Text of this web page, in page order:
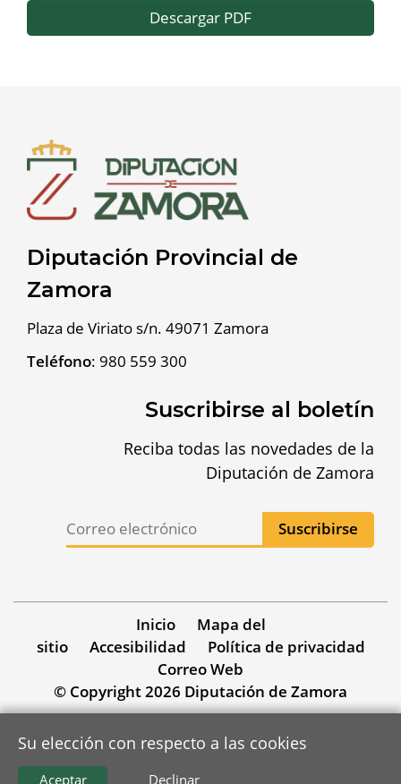
Descargar PDF
Diputación Provincial de
Zamora
Plaza de Viriato s/n. 49071 Zamora
Teléfono: 980 559 300
Suscribirse al boletín
Reciba todas las novedades de la
Diputación de Zamora
Inicio
Mapa del
sitio
Accesibilidad
Política de privacidad
Correo Web
© Copyright 2026 Diputación de Zamora
Su elección con respecto a las cookies
Declinar
Aceptar